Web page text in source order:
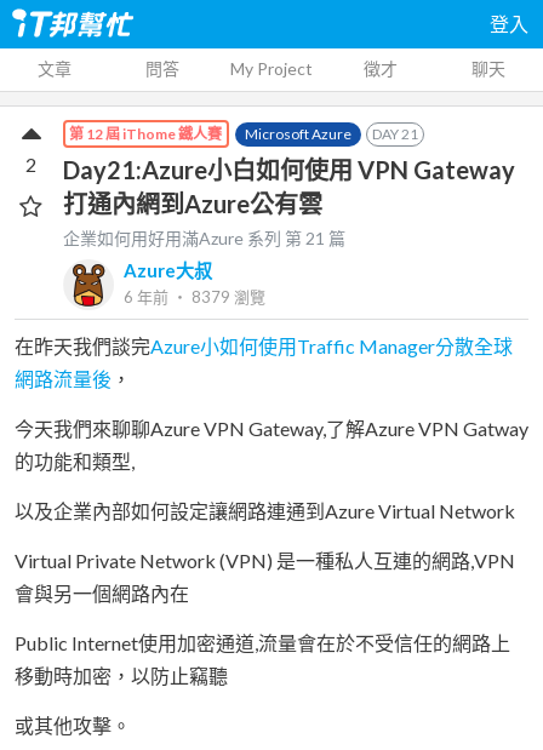
登入
文章 問答 My Project 徵才 聊天
第 12 屆 iThome 鐵人賽 Microsoft Azure DAY21
Day21:Azure小白如何使用 VPN Gateway
打通內網到Azure公有雲
企業如何用好用滿Azure 系列 第21 篇
Azure大叔
6 年前 ‧ 8379 瀏覽
2
在昨天我們談完Azure小如何使用Traffic Manager分散全球
網路流量後 ，
今天我們來聊聊Azure VPN Gateway,了解Azure VPN Gatway
的功能和類型,
以及企業內部如何設定讓網路連通到Azure Virtual Network
Virtual Private Network (VPN) 是一種私人互連的網路,VPN
會與另一個網路內在
Public Internet使用加密通道,流量會在於不受信任的網路上
移動時加密，以防止竊聽
或其他攻擊。